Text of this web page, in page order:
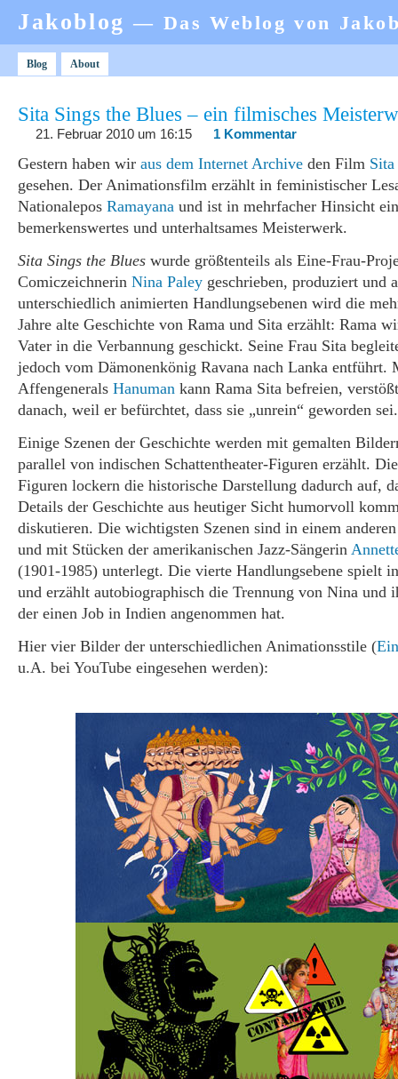
Jakoblog— Das Weblog von
Blog About
Sita Sings the Blues – ein filmisches
21. Februar 2010 um 16:15 1 Kommentar
Gestern haben wir aus dem Internet Archive den Film
gesehen. Der Animationsfilm erzählt in feministischer
Nationalepos Ramayana und ist in mehrfacher Hinsicht ein
bemerkenswertes und unterhaltsames Meisterwerk.
Sita Sings the Blues wurde größtenteils als Eine-Frau-
Comiczeichnerin Nina Paley geschrieben, produziert und
unterschiedlich animierten Handlungsebenen wird die
Jahre alte Geschichte von Rama und Sita erzählt: Rama
Vater in die Verbannung geschickt. Seine Frau Sita
jedoch vom Dämonenkönig Ravana nach Lanka entführt.
Affengenerals Hanuman kann Rama Sita befreien,
danach, weil er befürchtet, dass sie „unrein“ geworden sei.
Einige Szenen der Geschichte werden mit gemalten
parallel von indischen Schattentheater-Figuren erzählt.
Figuren lockern die historische Darstellung dadurch auf,
Details der Geschichte aus heutiger Sicht humorvoll
diskutieren. Die wichtigsten Szenen sind in einem
und mit Stücken der amerikanischen Jazz-Sängerin
(1901-1985) unterlegt. Die vierte Handlungsebene spielt
und erzählt autobiographisch die Trennung von Nina und
der einen Job in Indien angenommen hat.
Hier vier Bilder der unterschiedlichen Animationsstile (
u.A. bei YouTube eingesehen werden):